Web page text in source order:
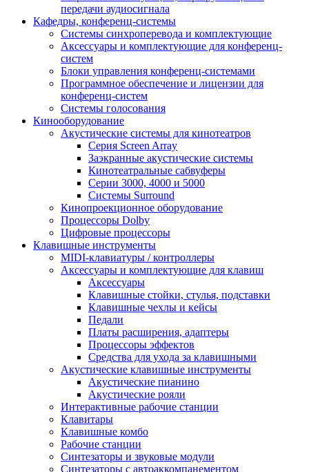
передачи аудиосигнала
Кафедры, конференц-системы
Cистемы синхроперевода и комплектующие
Аксессуары и комплектующие для конференц-
систем
Блоки управления конференц-системами
Программное обеспечение и лицензии для
конференц-систем
Системы голосования
Кинооборудование
Акустические системы для кинотеатров
Cерия Screen Array
Заэкранные акустические системы
Кинотеатральные сабвуферы
Серии 3000, 4000 и 5000
Системы Surround
Кинопроекционное оборудование
Процессоры Dolby
Цифровые процессоры
Клавишные инструменты
MIDI-клавиатуры / контроллеры
Аксессуары и комплектующие для клавиш
Аксессуары
Клавишные стойки, стулья, подставки
Клавишные чехлы и кейсы
Педали
Платы расширения, адаптеры
Процессоры эффектов
Средства для ухода за клавишными
Акустические клавишные инструменты
Акустические пианино
Акустические рояли
Интерактивные рабочие станции
Клавитары
Клавишные комбо
Рабочие станции
Синтезаторы и звуковые модули
Синтезаторы с автоаккомпанементом